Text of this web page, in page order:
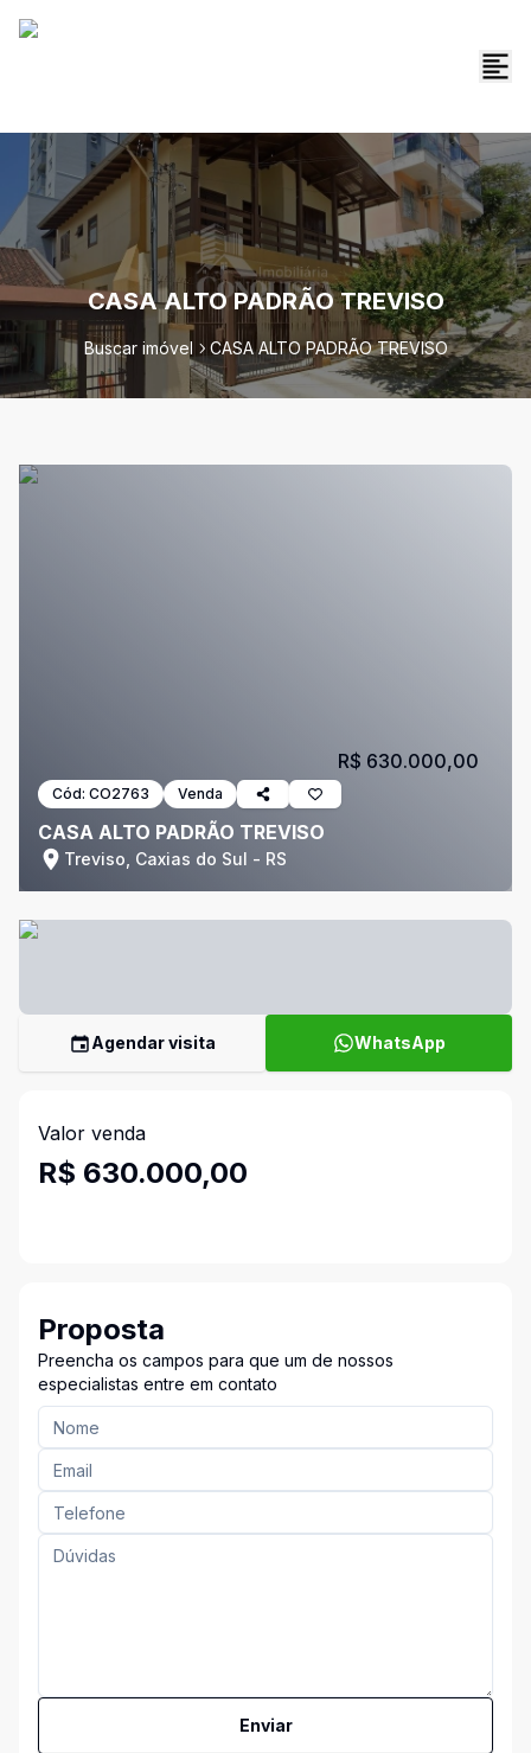
CASA ALTO PADRÃO TREVISO
Buscar imóvel CASA ALTO PADRÃO TREVISO
Cód: CO2763 Venda
CASA ALTO PADRÃO TREVISO
Treviso, Caxias do Sul - RS
R$ 630.000,00
Agendar visita WhatsApp
Valor venda
R$ 630.000,00
Proposta
Preencha os campos para que um de nossos
especialistas entre em contato
Enviar